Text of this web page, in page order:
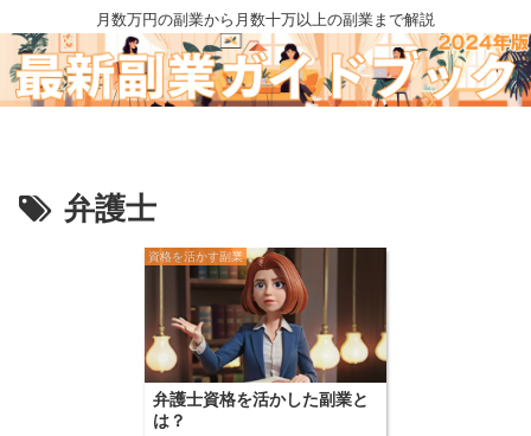
月数万円の副業から月数十万以上の副業まで解説
弁護士
資格を活かす副業
弁護士資格を活かした副業と
は？